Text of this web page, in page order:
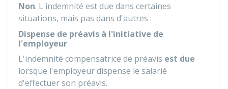
Non. L'indemnité est due dans certaines
situations, mais pas dans d'autres :
Dispense de préavis à l'initiative de
l'employeur
L'indemnité compensatrice de préavis est due
lorsque l'employeur dispense le salarié
d'effectuer son préavis.